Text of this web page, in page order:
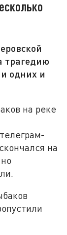
трагедию
одних и
на реке
на